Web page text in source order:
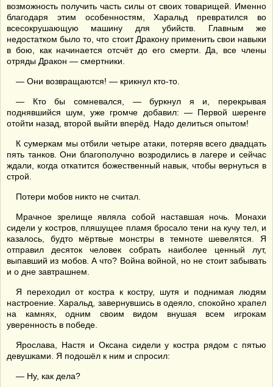
возможность получить часть силы от своих товарищей. Именно
благодаря этим особенностям, Харальд превратился во
всесокрушающую машину для убийств. Главным же
недостатком было то, что стоит Дракону применить свои навыки
в бою, как начинается отсчёт до его смерти. Да, все члены
отряды Дракон — смертники.
— Они возвращаются! — крикнул кто-то.
— Кто бы сомневался, — буркнул я и, перекрывая
поднявшийся шум, уже громче добавил: — Первой шеренге
отойти назад, второй выйти вперёд. Надо делиться опытом!
К сумеркам мы отбили четыре атаки, потеряв всего двадцать
пять танков. Они благополучно возродились в лагере и сейчас
ждали, когда откатится божественный навык, чтобы вернуться в
строй.
Потери мобов никто не считал.
Мрачное зрелище являла собой наставшая ночь. Монахи
сидели у костров, пляшущее пламя бросало тени на кучу тел, и
казалось, будто мёртвые монстры в темноте шевелятся. Я
отправил десяток человек собрать наиболее ценный лут,
выпавший из мобов. А что? Война войной, но не стоит забывать
и о дне завтрашнем.
Я переходил от костра к костру, шутя и поднимая людям
настроение. Харальд, завернувшись в одеяло, спокойно храпел
на камнях, одним своим видом внушая всем игрокам
уверенность в победе.
Ярослава, Настя и Оксана сидели у костра рядом с пятью
девушками. Я подошёл к ним и спросил:
— Ну, как дела?